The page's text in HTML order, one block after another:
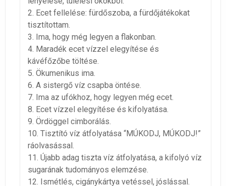
2. Ecet fellelése: fürdőszoba, a fürdőjátékokat
tisztítottam.
3. Ima, hogy még legyen a flakonban.
4. Maradék ecet vízzel elegyítése és
kávéfőzőbe töltése.
5. Ökumenikus ima.
6. A sistergő víz csapba öntése.
7. Ima az ufókhoz, hogy legyen még ecet.
8. Ecet vízzel elegyítése és kifolyatása.
9. Ördöggel cimborálás.
10. Tisztító víz átfolyatása “MÚKODJ, MÚKODJ!”
ráolvasással.
11. Újabb adag tiszta víz átfolyatása, a kifolyó víz
sugarának tudományos elemzése.
12. Ismétlés, cigánykártya vetéssel, jóslással.